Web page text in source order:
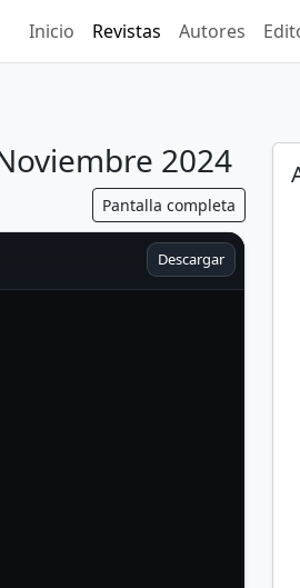
Inicio Revistas Autores
2024
Pantalla completa